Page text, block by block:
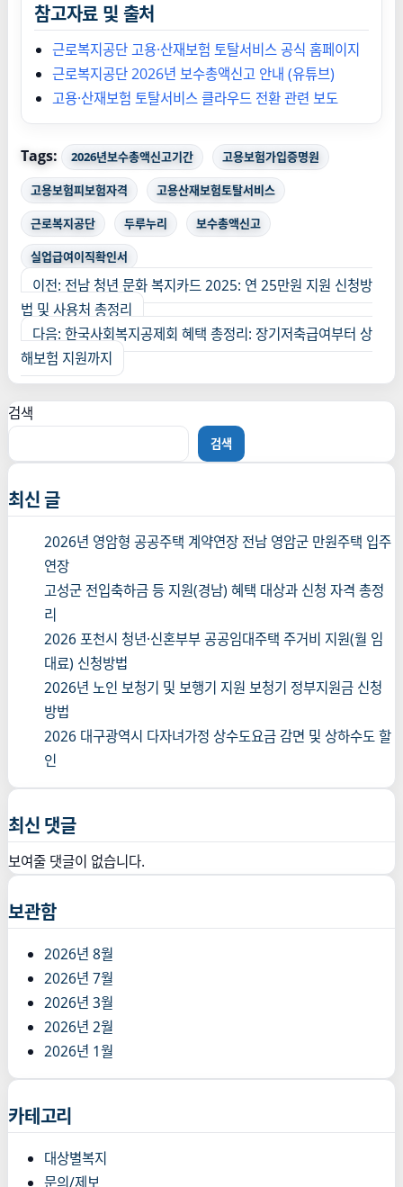
참고자료 및 출처
근로복지공단 고용·산재보험 토탈서비스 공식 홈페이지
근로복지공단 2026년 보수총액신고 안내 (유튜브)
고용·산재보험 토탈서비스 클라우드 전환 관련 보도
Tags: 2026년보수총액신고기간 고용보험가입증명원
고용보험피보험자격 고용산재보험토탈서비스
근로복지공단 두루누리 보수총액신고
실업급여이직확인서
게
시
물
내
비
게
이
이전: 전남 청년 문화 복지카드 2025: 연 25만원 지원 신청방
법 및 사용처 총정리
다음: 한국사회복지공제회 혜택 총정리: 장기저축급여부터 상
해보험 지원까지
검색
검색
최신 글
2026년 영암형 공공주택 계약연장 전남 영암군 만원주택 입주
연장
고성군 전입축하금 등 지원(경남) 혜택 대상과 신청 자격 총정
리
2026 포천시 청년·신혼부부 공공임대주택 주거비 지원(월 임
대료) 신청방법
2026년 노인 보청기 및 보행기 지원 보청기 정부지원금 신청
방법
2026 대구광역시 다자녀가정 상수도요금 감면 및 상하수도 할
인
최신 댓글
보여줄 댓글이 없습니다.
보관함
2026년 8월
2026년 7월
2026년 3월
2026년 2월
2026년 1월
카테고리
대상별복지
문의/제보